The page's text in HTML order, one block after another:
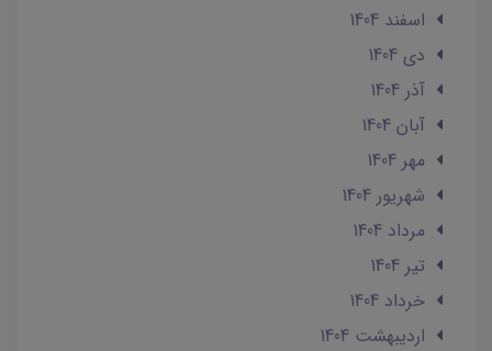
اسفند 1404
دی 1404
آذر 1404
آبان 1404
مهر 1404
شهریور 1404
مرداد 1404
تير 1404
خرداد 1404
ارديبهشت 1404